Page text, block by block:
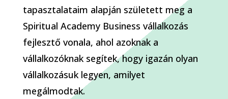
tapasztalataim alapján született meg a
Spiritual Academy Business vállalkozás
fejlesztő vonala, ahol azoknak a
vállalkozóknak segítek, hogy igazán olyan
vállalkozásuk legyen, amilyet
megálmodtak.